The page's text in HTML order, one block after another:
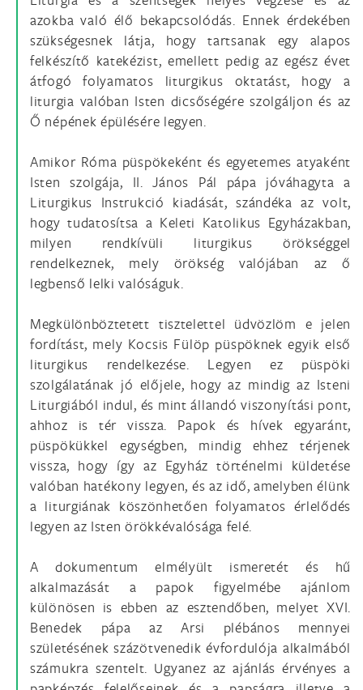
azokba való élő bekapcsolódás. Ennek érdekében
szükségesnek látja, hogy tartsanak egy alapos
felkészítő katekézist, emellett pedig az egész évet
átfogó folyamatos liturgikus oktatást, hogy a
liturgia valóban Isten dicsőségére szolgáljon és az
Ő népének épülésére legyen.
Amikor Róma püspökeként és egyetemes atyaként
Isten szolgája, II. János Pál pápa jóváhagyta a
Liturgikus Instrukció kiadását, szándéka az volt,
hogy tudatosítsa a Keleti Katolikus Egyházakban,
milyen rendkívüli liturgikus örökséggel
rendelkeznek, mely örökség valójában az ő
legbenső lelki valóságuk.
Megkülönböztetett tisztelettel üdvözlöm e jelen
fordítást, mely Kocsis Fülöp püspöknek egyik első
liturgikus rendelkezése. Legyen ez püspöki
szolgálatának jó előjele, hogy az mindig az Isteni
Liturgiából indul, és mint állandó viszonyítási pont,
ahhoz is tér vissza. Papok és hívek egyaránt,
püspökükkel egységben, mindig ehhez térjenek
vissza, hogy így az Egyház történelmi küldetése
valóban hatékony legyen, és az idő, amelyben élünk
a liturgiának köszönhetően folyamatos érlelődés
legyen az Isten örökkévalósága felé.
A dokumentum elmélyült ismeretét és hű
alkalmazását a papok figyelmébe ajánlom
különösen is ebben az esztendőben, melyet XVI.
Benedek pápa az Arsi plébános mennyei
születésének százötvenedik évfordulója alkalmából
számukra szentelt. Ugyanez az ajánlás érvényes a